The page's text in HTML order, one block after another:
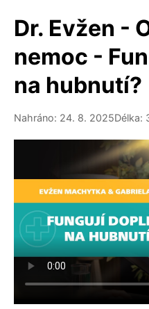
Dr. Evžen -
nemoc -
na hubnutí?
Nahráno: 24. 8. 2025Délka: